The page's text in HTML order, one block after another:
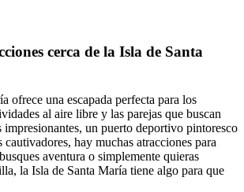
cerca de la Isla de Santa
ofrece una escapada perfecta para los
al aire libre y las parejas que buscan
impresionantes, un puerto deportivo pintoresco
hay muchas atracciones para
aventura o simplemente quieras
la Isla de Santa María tiene algo para que